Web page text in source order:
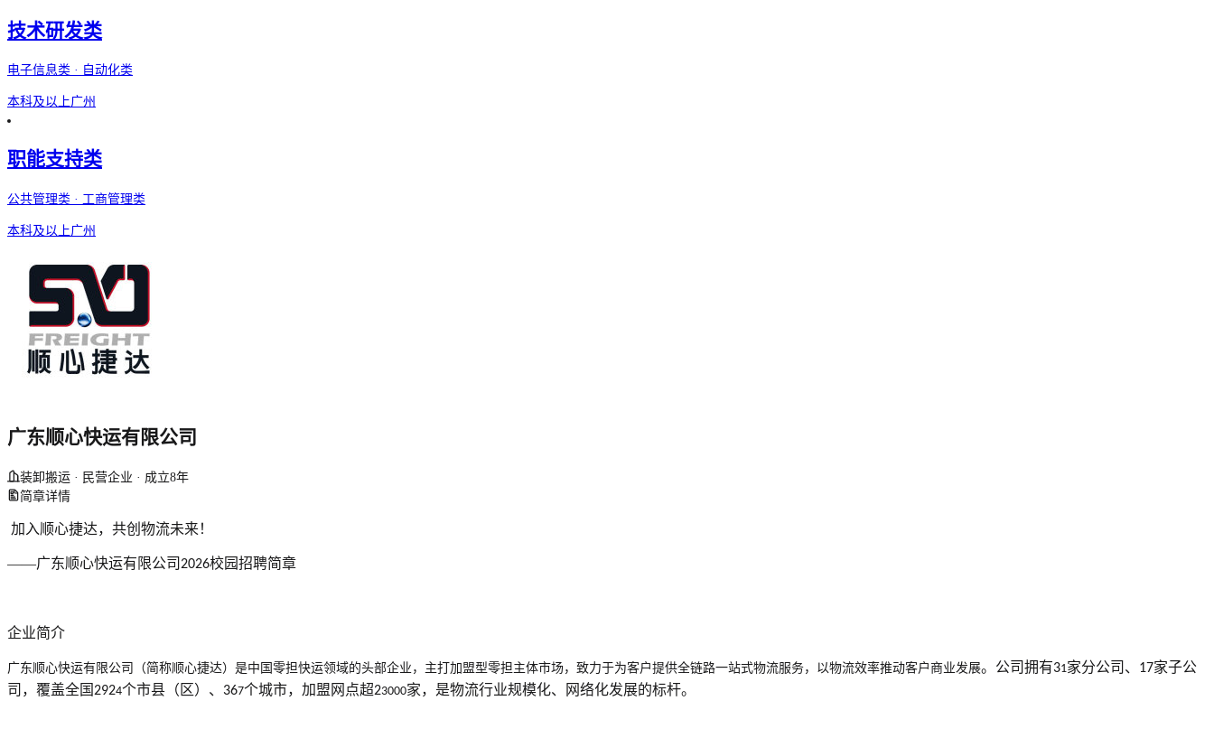
技术研发类
电子信息类 · 自动化类
本科及以上广州
职能支持类
公共管理类 · 工商管理类
本科及以上广州
广东顺心快运有限公司
装卸搬运 · 民营企业 · 成立8年
简章详情
加入顺心捷达，共创物流未来！
——广东顺心快运有限公司2026校园招聘简章
企业简介
广东顺心快运有限公司（简称顺心捷达）是中国零担快运领域的头部企业，主打加盟型零担主体市场，致力于为客户提供全链路一站式物流服务，以物流效率推动客户商业发展。公司拥有31家分公司、 17家子公
司，覆盖全国2924个市县（区）、 367个城市，加盟网点超23000家，是物流行业规模化、网络化发展的标杆。